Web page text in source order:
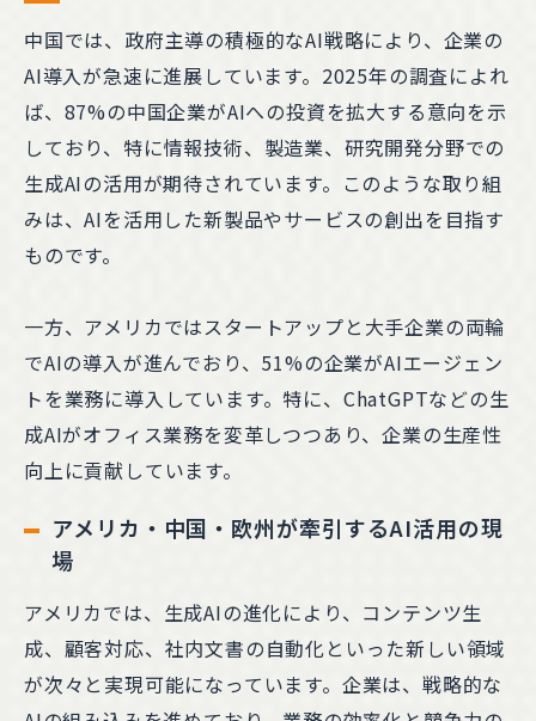
中国では、政府主導の積極的なAI戦略により、企業の
AI導入が急速に進展しています。2025年の調査によれ
ば、87%の中国企業がAIへの投資を拡大する意向を示
しており、特に情報技術、製造業、研究開発分野での
生成AIの活用が期待されています。このような取り組
みは、AIを活用した新製品やサービスの創出を目指す
ものです。
一方、アメリカではスタートアップと大手企業の両輪
でAIの導入が進んでおり、51%の企業がAIエージェン
トを業務に導入しています。特に、ChatGPTなどの生
成AIがオフィス業務を変革しつつあり、企業の生産性
向上に貢献しています。
アメリカ・中国・欧州が牽引するAI活用の現
場
アメリカでは、生成AIの進化により、コンテンツ生
成、顧客対応、社内文書の自動化といった新しい領域
が次々と実現可能になっています。企業は、戦略的な